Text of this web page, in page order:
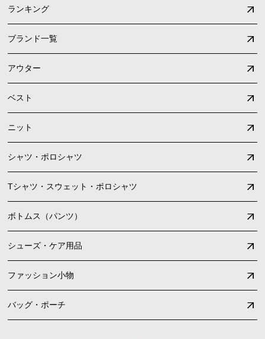
ランキング
ブランド一覧
アウター
ベスト
ニット
シャツ・ポロシャツ
Tシャツ・スウェット・ポロシャツ
ボトムス（パンツ）
シューズ・ケア用品
ファッション小物
バッグ・ポーチ